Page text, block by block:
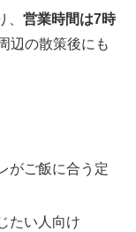
営業時間は7時
辺の散策後にも
がご飯に合う定
たい人向け